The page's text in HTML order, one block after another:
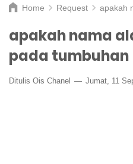
Home Request apakah
apakah nama
pada tumbuhan
Ditulis Ois Chanel Jumat, 11